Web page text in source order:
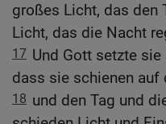
großes Licht, das den
Licht, das die Nacht
17 Und Gott setzte
dass sie schienen auf
18 und den Tag und